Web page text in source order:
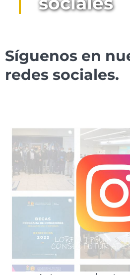
Síguenos en
redes sociales.